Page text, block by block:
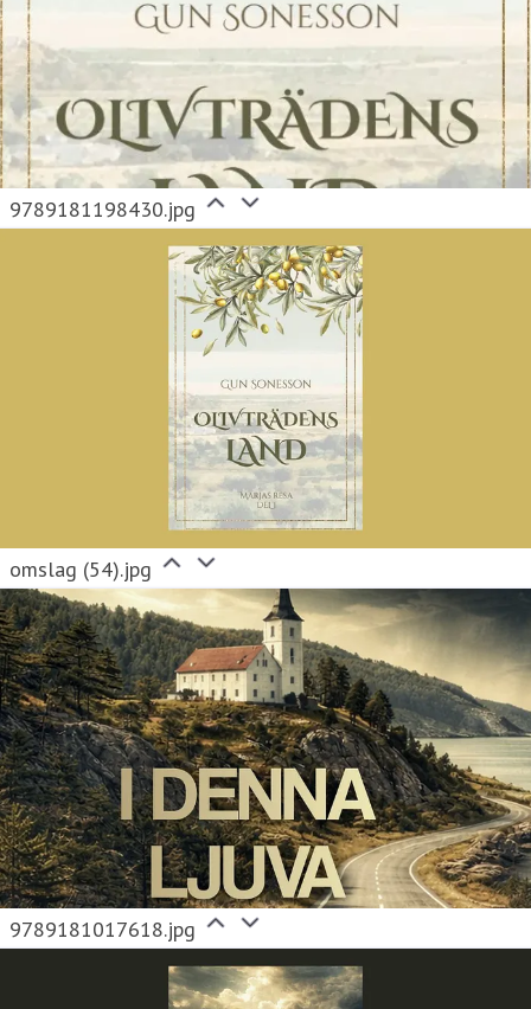
9789181198430.jpg
omslag (54).jpg
9789181017618.jpg